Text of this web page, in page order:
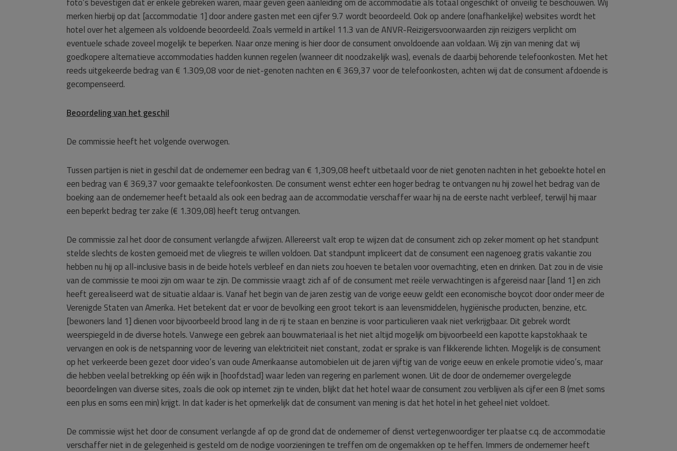
merken hierbij op dat [accommodatie 1] door andere gasten met een cijfer 9.7 wordt beoordeeld. Ook op andere (onafhankelijke) websites wordt het
hotel over het algemeen als voldoende beoordeeld. Zoals vermeld in artikel 11.3 van de ANVR-Reizigersvoorwaarden zijn reizigers verplicht om
eventuele schade zoveel mogelijk te beperken. Naar onze mening is hier door de consument onvoldoende aan voldaan. Wij zijn van mening dat wij
goedkopere alternatieve accommodaties hadden kunnen regelen (wanneer dit noodzakelijk was), evenals de daarbij behorende telefoonkosten. Met het
reeds uitgekeerde bedrag van € 1.309,08 voor de niet-genoten nachten en € 369,37 voor de telefoonkosten, achten wij dat de consument afdoende is
gecompenseerd.
Beoordeling van het geschil
De commissie heeft het volgende overwogen.
Tussen partijen is niet in geschil dat de ondernemer een bedrag van € 1,309,08 heeft uitbetaald voor de niet genoten nachten in het geboekte hotel en
een bedrag van € 369,37 voor gemaakte telefoonkosten. De consument wenst echter een hoger bedrag te ontvangen nu hij zowel het bedrag van de
boeking aan de ondernemer heeft betaald als ook een bedrag aan de accommodatie verschaffer waar hij na de eerste nacht verbleef, terwijl hij maar
een beperkt bedrag ter zake (€ 1.309,08) heeft terug ontvangen.
De commissie zal het door de consument verlangde afwijzen. Allereerst valt erop te wijzen dat de consument zich op zeker moment op het standpunt
stelde slechts de kosten gemoeid met de vliegreis te willen voldoen. Dat standpunt impliceert dat de consument een nagenoeg gratis vakantie zou
hebben nu hij op all-inclusive basis in de beide hotels verbleef en dan niets zou hoeven te betalen voor overnachting, eten en drinken. Dat zou in de visie
van de commissie te mooi zijn om waar te zijn. De commissie vraagt zich af of de consument met reële verwachtingen is afgereisd naar [land 1] en zich
heeft gerealiseerd wat de situatie aldaar is. Vanaf het begin van de jaren zestig van de vorige eeuw geldt een economische boycot door onder meer de
Verenigde Staten van Amerika. Het betekent dat er voor de bevolking een groot tekort is aan levensmiddelen, hygiënische producten, benzine, etc.
[bewoners land 1] dienen voor bijvoorbeeld brood lang in de rij te staan en benzine is voor particulieren vaak niet verkrijgbaar. Dit gebrek wordt
weerspiegeld in de diverse hotels. Vanwege een gebrek aan bouwmateriaal is het niet altijd mogelijk om bijvoorbeeld een kapotte kapstokhaak te
vervangen en ook is de netspanning voor de levering van elektriciteit niet constant, zodat er sprake is van flikkerende lichten. Mogelijk is de consument
op het verkeerde been gezet door video’s van oude Amerikaanse automobielen uit de jaren vijftig van de vorige eeuw en enkele promotie video’s, maar
die hebben veelal betrekking op één wijk in [hoofdstad] waar leden van regering en parlement wonen. Uit de door de ondernemer overgelegde
beoordelingen van diverse sites, zoals die ook op internet zijn te vinden, blijkt dat het hotel waar de consument zou verblijven als cijfer een 8 (met soms
een plus en soms een min) krijgt. In dat kader is het opmerkelijk dat de consument van mening is dat het hotel in het geheel niet voldoet.
De commissie wijst het door de consument verlangde af op de grond dat de ondernemer of dienst vertegenwoordiger ter plaatse c.q. de accommodatie
verschaffer niet in de gelegenheid is gesteld om de nodige voorzieningen te treffen om de ongemakken op te heffen. Immers de ondernemer heeft